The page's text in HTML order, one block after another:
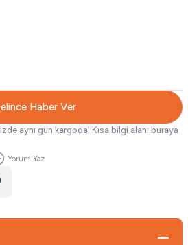
Haber Ver
aynı gün kargoda! Kısa bilgi alanı buraya
Yorum Yaz